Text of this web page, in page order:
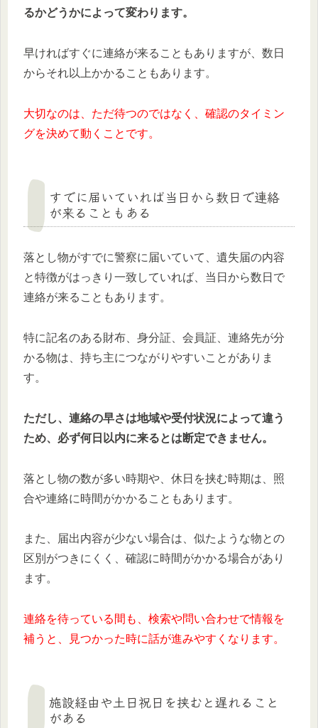
るかどうかによって変わります。
早ければすぐに連絡が来ることもありますが、数日
からそれ以上かかることもあります。
大切なのは、ただ待つのではなく、確認のタイミン
グを決めて動くことです。
すでに届いていれば当日から数日で連絡
が来ることもある
落とし物がすでに警察に届いていて、遺失届の内容
と特徴がはっきり一致していれば、当日から数日で
連絡が来ることもあります。
特に記名のある財布、身分証、会員証、連絡先が分
かる物は、持ち主につながりやすいことがありま
す。
ただし、連絡の早さは地域や受付状況によって違う
ため、必ず何日以内に来るとは断定できません。
落とし物の数が多い時期や、休日を挟む時期は、照
合や連絡に時間がかかることもあります。
また、届出内容が少ない場合は、似たような物との
区別がつきにくく、確認に時間がかかる場合があり
ます。
連絡を待っている間も、検索や問い合わせで情報を
補うと、見つかった時に話が進みやすくなります。
施設経由や土日祝日を挟むと遅れること
がある